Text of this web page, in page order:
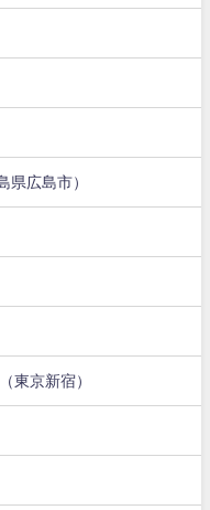
県広島市）
東京新宿）